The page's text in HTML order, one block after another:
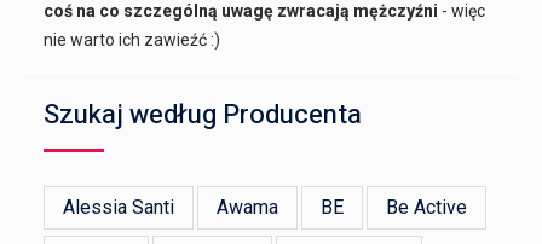
coś na co szczególną uwagę zwracają mężczyźni - więc
nie warto ich zawieźć :)
Szukaj według Producenta
Alessia Santi Awama BE Be Active